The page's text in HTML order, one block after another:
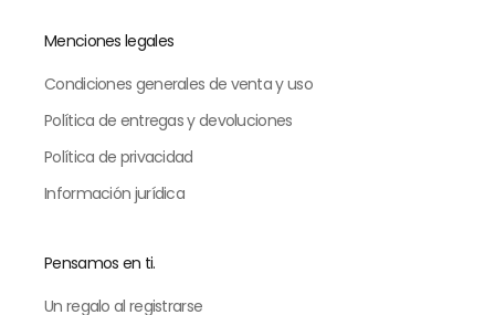
Menciones legales
Condiciones generales de venta y uso
Política de entregas y devoluciones
Política de privacidad
Información jurídica
Pensamos en ti.
Un regalo al registrarse